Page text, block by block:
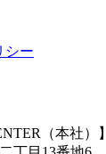
シー
（本社）】